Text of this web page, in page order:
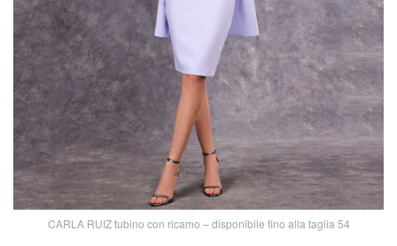
CARLA RUIZ tubino con ricamo – disponibile fino alla taglia 54